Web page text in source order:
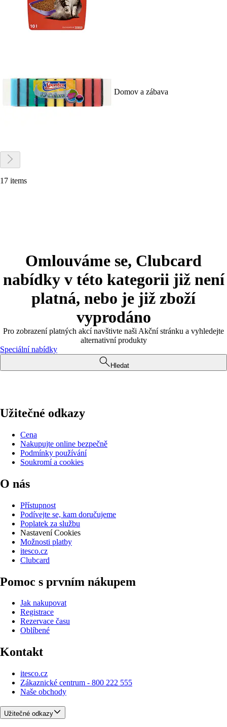
Domov a zábava
17 items
Omlouváme se, Clubcard
nabídky v této kategorii již není
platná, nebo je již zboží
vyprodáno
Pro zobrazení platných akcí navštivte naši Akční stránku a vyhledejte
alternativní produkty
Speciální nabídky
Hledat
Užitečné odkazy
Cena
Nakupujte online bezpečně
Podmínky používání
Soukromí a cookies
O nás
Přístupnost
Podívejte se, kam doručujeme
Poplatek za službu
Nastavení Cookies
Možnosti platby
itesco.cz
Clubcard
Pomoc s prvním nákupem
Jak nakupovat
Registrace
Rezervace času
Oblíbené
Kontakt
itesco.cz
Zákaznické centrum - 800 222 555
Naše obchody
Užitečné odkazy